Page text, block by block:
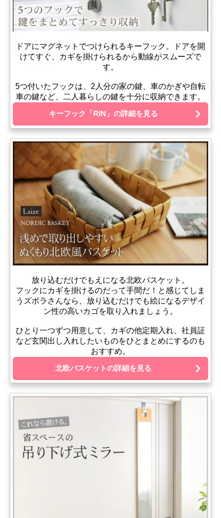
ドアにマグネットでつけられるキーフック。ドアを開
けてすぐ、カギを掛けられるから動線がスムーズで
す。
5つ付いたフックは、2人分の家の鍵、車のかぎや自転
車の鍵など、二人暮らしの鍵を十分に収納できます。
キーフック「RIN」の詳細を見る
放り込むだけでもえになる北欧バスケット。
フックにカギを掛けるのだって手間だ！と感じてしま
うズボラさんなら、放り込むだけでも絵になるデザイ
ン性の高いカゴを取り入れましょう。
ひとり一つずつ用意して、カギの他定期入れ、社員証
など玄関出し入れしたいものをひとまとめにするのも
おすすめ。
北欧バスケットの詳細を見る